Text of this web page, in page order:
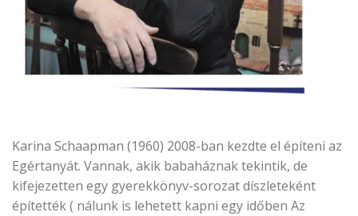
Karina Schaapman (1960) 2008-ban kezdte el építeni az
Egértanyát. Vannak, akik babaháznak tekintik, de
kifejezetten egy gyerekkönyv-sorozat díszleteként
építették ( nálunk is lehetett kapni egy időben Az